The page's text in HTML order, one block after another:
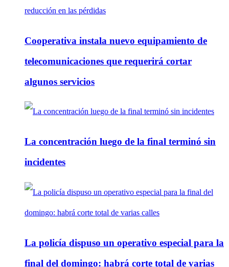
Cooperativa instala nuevo equipamiento de
telecomunicaciones que requerirá cortar
algunos servicios
La concentración luego de la final terminó sin
incidentes
La policía dispuso un operativo especial para la
final del domingo: habrá corte total de varias